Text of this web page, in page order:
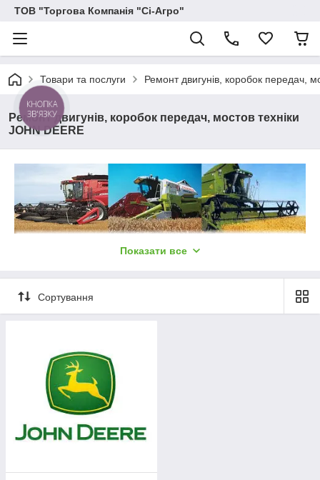
ТОВ "Торгова Компанія "Сі-Агро"
Товари та послуги Ремонт двигунів, коробок передач,
Ремонт двигунів, коробок передач, мостов техніки
JOHN DEERE
Виконуємо ремонт і технічне
обслуговування сільськогосподарської
техніки імпортного виробництва, а
Показати все
Сортування
КНОПКА
ЗВ'ЯЗКУ